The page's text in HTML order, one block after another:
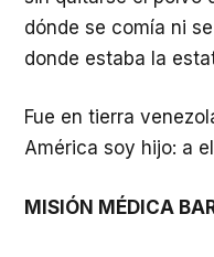
dónde se comía ni
donde estaba la
Fue en tierra
América soy hijo: a
MISIÓN MÉDICA